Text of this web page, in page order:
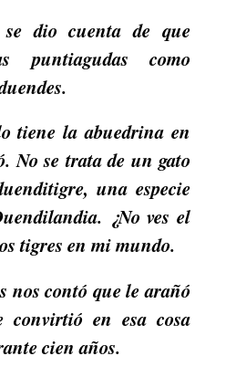
dio cuenta de que
puntiagudas como
tiene la abuedrina en
No se trata de un gato
una especie
¿No ves el
tigres en mi mundo.
nos contó que le arañó
en esa cosa
cien años.